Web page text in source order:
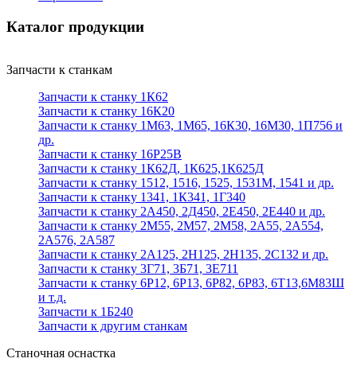
Каталог продукции
Запчасти к станкам
Запчасти к станку 1К62
Запчасти к станку 16К20
Запчасти к станку 1М63, 1М65, 16К30, 16М30, 1П756 и
др.
Запчасти к станку 16Р25В
Запчасти к станку 1К62Д, 1К625,1К625Д
Запчасти к станку 1512, 1516, 1525, 1531М, 1541 и др.
Запчасти к станку 1341, 1К341, 1Г340
Запчасти к станку 2А450, 2Д450, 2Е450, 2Е440 и др.
Запчасти к станку 2М55, 2М57, 2М58, 2А55, 2А554,
2А576, 2А587
Запчасти к станку 2А125, 2Н125, 2Н135, 2С132 и др.
Запчасти к станку 3Г71, 3Б71, 3Е711
Запчасти к станку 6Р12, 6Р13, 6Р82, 6Р83, 6Т13,6М83Ш
и т.д.
Запчасти к 1Б240
Запчасти к другим станкам
Станочная оснастка